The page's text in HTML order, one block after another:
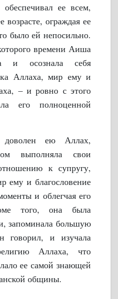
ее всем,
ограждая ее
было ей непосильно.
времени Аиша
и осознала себя
Аллаха, мир ему и
– и ровно с этого
его полноценной
ею Аллах,
выполняла свои
к супругу,
ему и благословение
и облегчая его
того, она была
запоминала большую
говорил, и изучала
Аллаха, что
ее самой знающей
общины.